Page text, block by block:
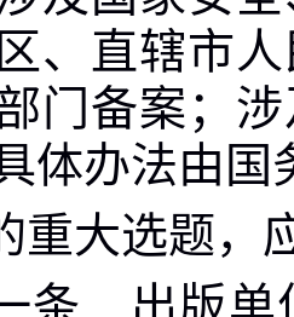
、直辖市
门备案；
体办法由国
重大选题，
条 出版单